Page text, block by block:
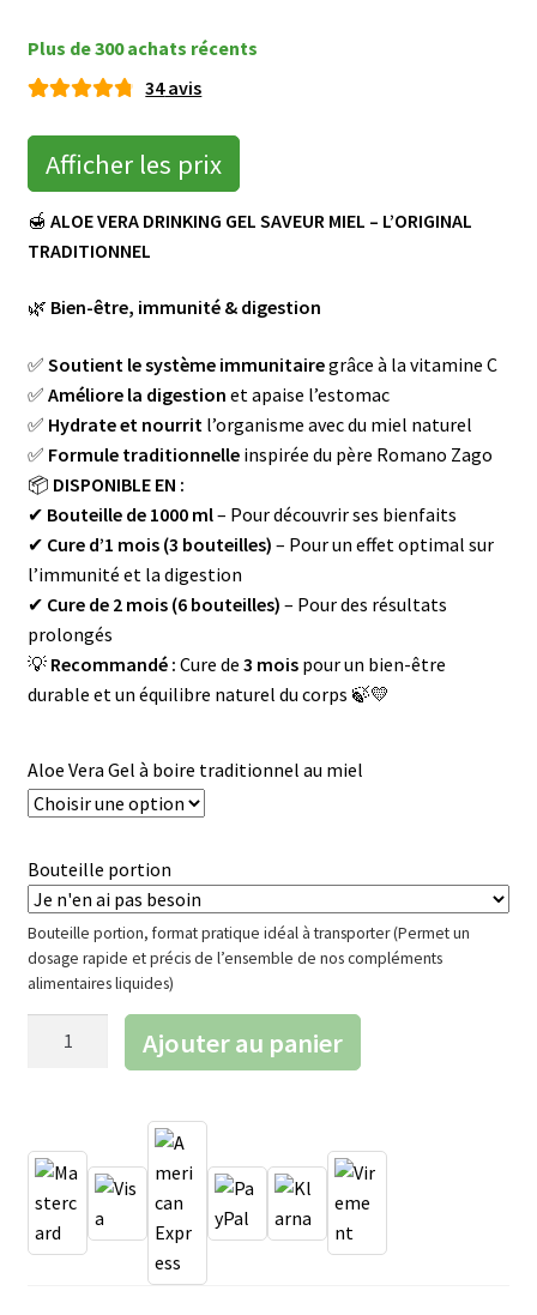
👜 Accessoires
Blog
Shop LR Officiel
Plus de 300 achats récents
sur 5
basé sur
34avis
Afficher les prix
🍯 ALOE VERA DRINKING GEL SAVEUR MIEL – L’ORIGINAL
TRADITIONNEL
🌿 Bien-être, immunité & digestion
✅ Soutient le système immunitairegrâce à la vitamine C
✅ Améliore la digestion et apaise l’estomac
✅ Hydrate et nourrit l’organisme avec du miel naturel
✅ Formule traditionnelleinspirée du père Romano Zago
📦 DISPONIBLE EN :
✔ Bouteille de 1000 ml– Pour découvrir ses bienfaits
✔ Cure d’1 mois (3 bouteilles) – Pour un effet optimal sur
l’immunité et la digestion
✔ Cure de 2 mois (6 bouteilles) – Pour des résultats
prolongés
💡 Recommandé : Cure de 3 moispour un bien-être
durable et un équilibre naturel du corps 🍃💛
Aloe Vera Gel à boire traditionnel au miel
Bouteille portion
Bouteille portion, format pratique idéal à transporter (Permet un
dosage rapide et précis de l’ensemble de nos compléments
alimentaires liquides)
boire
miel
Ajouter au panier